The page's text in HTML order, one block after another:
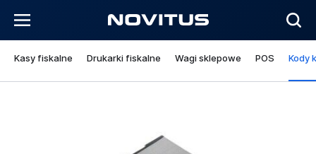
Kasy fiskalne Drukarki fiskalne Wagi sklepowe POS Kody